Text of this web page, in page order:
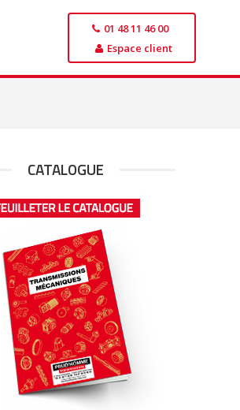
01 48 11 46 00
Espace client
CATALOGUE